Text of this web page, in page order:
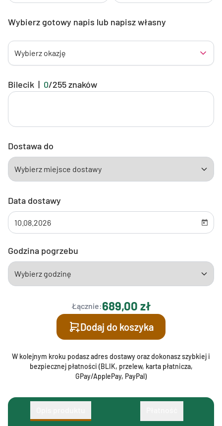
Wybierz gotowy napis lub napisz własny
Wybierz okazję
Bilecik | 0/255znaków
Dostawa do
Data dostawy
Godzina pogrzebu
Łącznie:689,00 zł
Dodaj do koszyka
W kolejnym kroku podasz adres dostawy oraz dokonasz szybkiej i
bezpiecznej płatności (BLIK, przelew, karta płatnicza,
GPay/ApplePay, PayPal)